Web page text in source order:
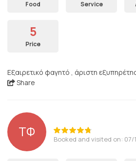
Food Service
5
Price
Εξαιρετικό φαγητό , άριστη
Share
ΤΦ Booked and visited on: 07/